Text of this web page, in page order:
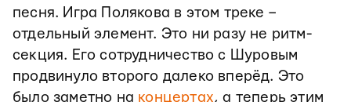
песня. Игра Полякова в этом треке –
отдельный элемент. Это ни разу не ритм-
секция. Его сотрудничество с Шуровым
продвинуло второго далеко вперёд. Это
было заметно на концертах, а теперь этим